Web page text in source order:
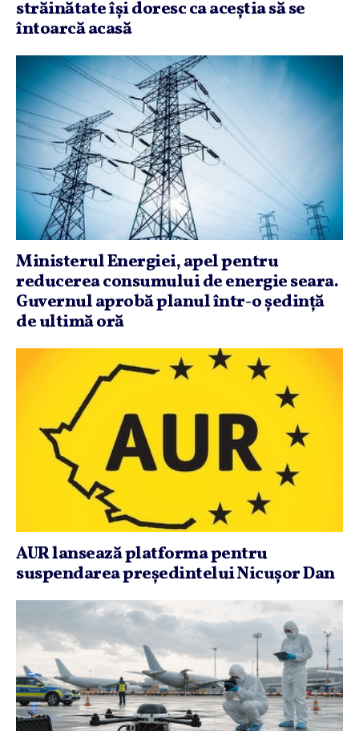
străinătate îşi doresc ca aceştia să se
întoarcă acasă
Ministerul Energiei, apel pentru
reducerea consumului de energie seara.
Guvernul aprobă planul într-o şedinţă
de ultimă oră
AUR lansează platforma pentru
suspendarea preşedintelui Nicuşor Dan